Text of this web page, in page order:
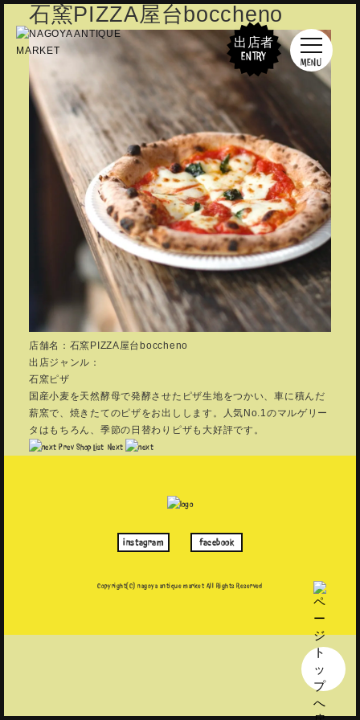
MENU
出店者
ENTRY
石窯PIZZA屋台boccheno
店舗名：石窯PIZZA屋台boccheno
出店ジャンル：
石窯ピザ
国産小麦を天然酵母で発酵させたピザ生地をつかい、車に積んだ
薪窯で、焼きたてのピザをお出しします。人気No.1のマルゲリー
タはもちろん、季節の日替わりピザも大好評です。
Prev Shop List Next
instagram facebook
Copyright(C) nagoya antique market All Rights Reserved